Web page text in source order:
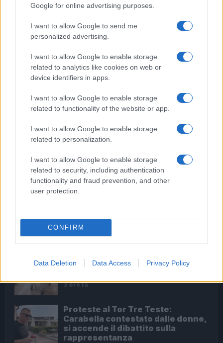
Google for online advertising purposes.
I want to allow Google to send me
personalized advertising.
I want to allow Google to enable storage
related to analytics like cookies on web or
device identifiers in apps.
I want to allow Google to enable storage
related to functionality of the website or app.
I want to allow Google to enable storage
related to personalization.
I want to allow Google to enable storage
related to security, including authentication
functionality and fraud prevention, and other
user protection.
CONFIRM
Data Deletion Data Access Privacy Policy
Forza Nuova, processo per il pestaggio punitivo,
Roma, Meloni sulla camionetta dell’esercito lascia
spazio a tanta immaginazione
OPEN ARMS Giorgia Meloni difende Matteo Salvini
ULTIME NOTIZIE
soluzione o un rischio per le
3 ore fa
Proteste al Tor Tre Teste:
Carabella contestato dalle donne,
si accende il dibattito sulla
rappresentanza